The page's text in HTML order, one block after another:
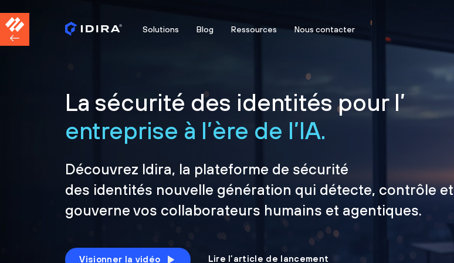
Solutions Blog Ressources Nous contacter
La sécurité des identités pour l’
entreprise à l’ère de l’IA.
Découvrez Idira, la plateforme de sécurité
des identités nouvelle génération qui détecte, contrôle et
gouverne vos collaborateurs humains et agentiques.
Visionner la vidéo Lire l’article de lancement